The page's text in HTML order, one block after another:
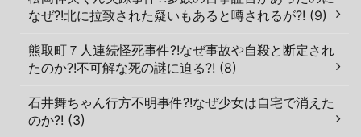
なぜ?!北に拉致された疑いもあると噂されるが?! (9)
熊取町７人連続怪死事件?!なぜ事故や自殺と断定され
たのか?!不可解な死の謎に迫る?! (8)
石井舞ちゃん行方不明事件?!なぜ少女は自宅で消えた
のか?! (3)